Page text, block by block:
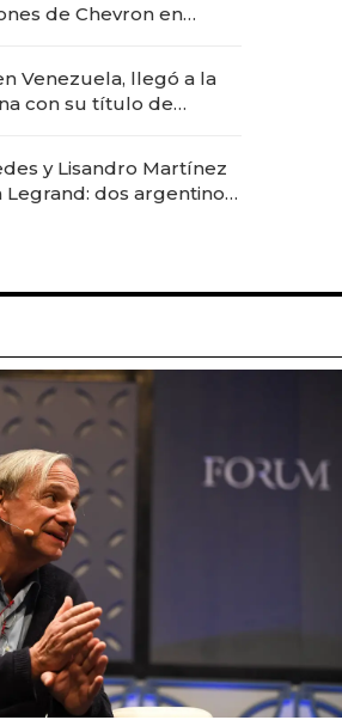
de Chevron en
Venezuela, llegó a la
con su título de
"fast premium"
y Lisandro Martínez
Legrand: dos argentinos